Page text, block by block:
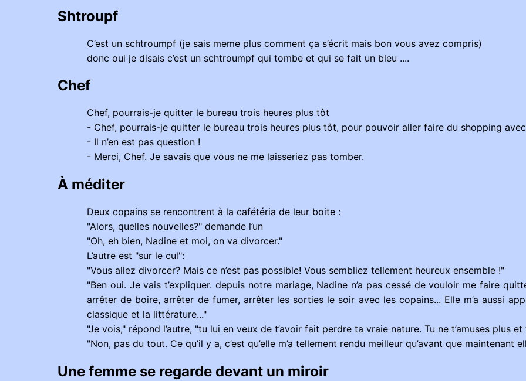
Shtroupf
C’est un schtroumpf (je sais meme plus comment ça s’écrit mais bon vous avez compris)
donc oui je disais c’est un schtroumpf qui tombe et qui se fait un bleu ....
Chef
Chef, pourrais-je quitter le bureau trois heures plus tôt
- Chef, pourrais-je quitter le bureau trois heures plus tôt, pour pouvoir aller faire du shopping avec
- Il n’en est pas question !
- Merci, Chef. Je savais que vous ne me laisseriez pas tomber.
À méditer
Deux copains se rencontrent à la cafétéria de leur boite :
"Alors, quelles nouvelles?" demande l’un
"Oh, eh bien, Nadine et moi, on va divorcer."
L’autre est "sur le cul":
"Vous allez divorcer? Mais ce n’est pas possible! Vous sembliez tellement heureux ensemble !"
"Ben oui. Je vais t’expliquer. depuis notre mariage, Nadine n’a pas cessé de vouloir me faire
arrêter de boire, arrêter de fumer, arrêter les sorties le soir avec les copains... Elle m’a aussi
classique et la littérature..."
"Je vois," répond l’autre, "tu lui en veux de t’avoir fait perdre ta vraie nature. Tu ne t’amuses plus et
"Non, pas du tout. Ce qu’il y a, c’est qu’elle m’a tellement rendu meilleur qu’avant que maintenant
Une femme se regarde devant un miroir